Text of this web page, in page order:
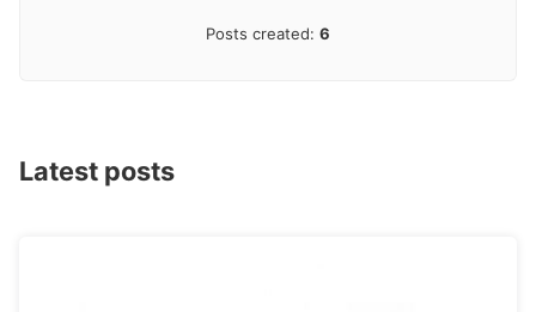
Posts created: 6
Latest posts